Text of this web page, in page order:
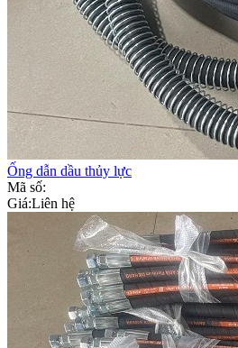
Ống dẫn dầu thủy lực
Mã số:
Giá:Liên hệ